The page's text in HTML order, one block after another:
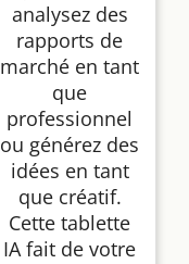
analysez des
rapports de
marché en tant
que
professionnel
ou générez des
idées en tant
que créatif.
Cette tablette
IA fait de votre